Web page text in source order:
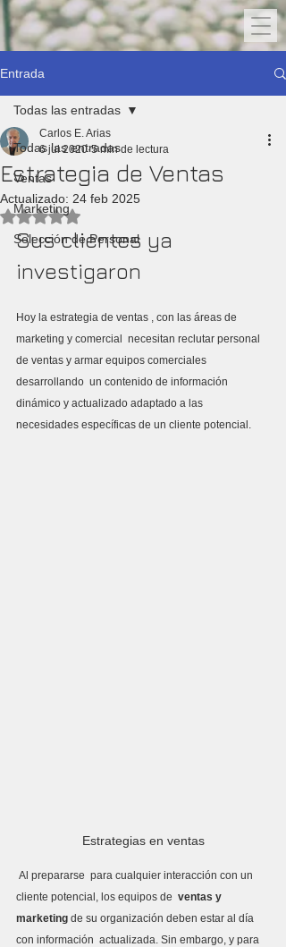
Entrada
Todas las entradas
Ventas
Marketing
Selección de Personal
Todas las entradas
Estrategia de Ventas
Carlos E. Arias
6 jul 2020 5 min de lectura
Actualizado: 24 feb 2025
Obtuvo NaN de 5 estrellas.
Sus clientes ya
investigaron
Hoy la estrategia de ventas , con las áreas de
marketing y comercial  necesitan reclutar personal
de ventas y armar equipos comerciales
desarrollando  un contenido de información
dinámico y actualizado adaptado a las
necesidades específicas de un cliente potencial.
Estrategias en ventas
cliente potencial, los equipos de ventas y
marketing de su organización deben estar al día
con información  actualizada. Sin embargo, y para